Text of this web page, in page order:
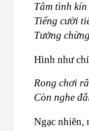
Tâm tình
Tiếng cười
Tưởng
Hình như
Rong chơi
Còn nghe
Ngạc nhiên,